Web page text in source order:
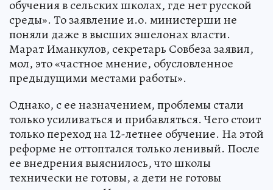
обучения в сельских школах, где нет русской
среды». То заявление и.о. министерши не
поняли даже в высших эшелонах власти.
Марат Иманкулов, секретарь Совбеза заявил,
мол, это «частное мнение, обусловленное
предыдущими местами работы».
Однако, с ее назначением, проблемы стали
только усиливаться и прибавляться. Чего стоит
только переход на 12-летнее обучение. На этой
реформе не оттоптался только ленивый. После
ее внедрения выяснилось, что школы
технически не готовы, а дети не готовы